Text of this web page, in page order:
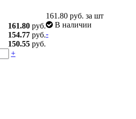
161.80 руб.
154.77 руб.
150.55 руб.
161.80 руб. за шт
В наличии
-
+